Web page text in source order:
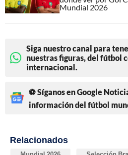
Mundial 2026
Siga nuestro canal para
nuestras figuras, del fútbol
internacional.
⚽ Síganos en Google
información del fútbol
Relacionados